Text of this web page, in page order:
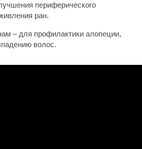
периферического
ран.
– для профилактики алопеции,
волос.